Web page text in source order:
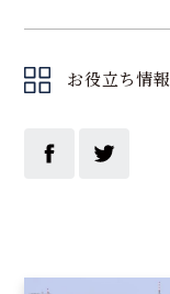
お役立ち情報